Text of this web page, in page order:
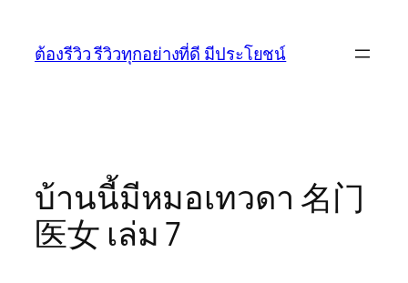
content
ต้องรีวิว รีวิวทุกอย่างที่ดี มีประโยชน์
บ้านนี้มีหมอเทวดา 名门
医女 เล่ม 7